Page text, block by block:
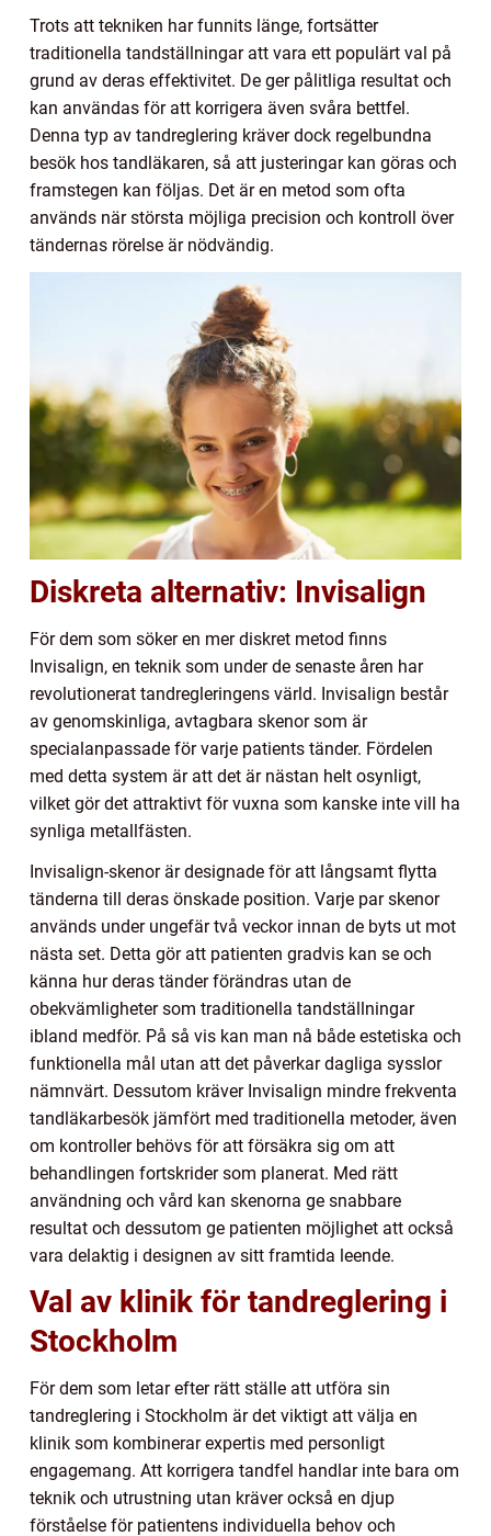
Trots att tekniken har funnits länge, fortsätter
traditionella tandställningar att vara ett populärt val på
grund av deras effektivitet. De ger pålitliga resultat och
kan användas för att korrigera även svåra bettfel.
Denna typ av tandreglering kräver dock regelbundna
besök hos tandläkaren, så att justeringar kan göras och
framstegen kan följas. Det är en metod som ofta
används när största möjliga precision och kontroll över
tändernas rörelse är nödvändig.
Diskreta alternativ: Invisalign
För dem som söker en mer diskret metod finns
Invisalign, en teknik som under de senaste åren har
revolutionerat tandregleringens värld. Invisalign består
av genomskinliga, avtagbara skenor som är
specialanpassade för varje patients tänder. Fördelen
med detta system är att det är nästan helt osynligt,
vilket gör det attraktivt för vuxna som kanske inte vill ha
synliga metallfästen.
Invisalign-skenor är designade för att långsamt flytta
tänderna till deras önskade position. Varje par skenor
används under ungefär två veckor innan de byts ut mot
nästa set. Detta gör att patienten gradvis kan se och
känna hur deras tänder förändras utan de
obekvämligheter som traditionella tandställningar
ibland medför. På så vis kan man nå både estetiska och
funktionella mål utan att det påverkar dagliga sysslor
nämnvärt. Dessutom kräver Invisalign mindre frekventa
tandläkarbesök jämfört med traditionella metoder, även
om kontroller behövs för att försäkra sig om att
behandlingen fortskrider som planerat. Med rätt
användning och vård kan skenorna ge snabbare
resultat och dessutom ge patienten möjlighet att också
vara delaktig i designen av sitt framtida leende.
Val av klinik för tandreglering i
Stockholm
För dem som letar efter rätt ställe att utföra sin
tandreglering i Stockholm är det viktigt att välja en
klinik som kombinerar expertis med personligt
engagemang. Att korrigera tandfel handlar inte bara om
teknik och utrustning utan kräver också en djup
förståelse för patientens individuella behov och